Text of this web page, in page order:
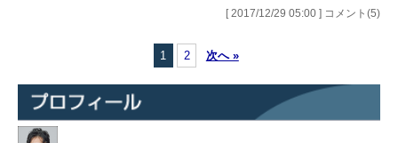
[ 2017/12/29 05:00 ] コメント(5)
1 2 次へ »